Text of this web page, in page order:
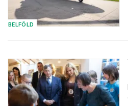
BELFÖLD